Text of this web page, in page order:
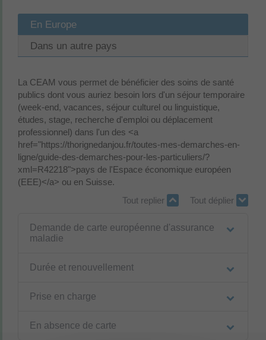
En Europe
Dans un autre pays
La CEAM vous permet de bénéficier des soins de santé
publics dont vous auriez besoin lors d'un séjour temporaire
(week-end, vacances, séjour culturel ou linguistique,
études, stage, recherche d'emploi ou déplacement
professionnel) dans l'un des <a
href="https://thorignedanjou.fr/toutes-mes-demarches-en-
ligne/guide-des-demarches-pour-les-particuliers/?
xml=R42218">pays de l'Espace économique européen
(EEE)</a> ou en Suisse.
Tout replier
Tout déplier
Demande de carte européenne d'assurance
maladie
Durée et renouvellement
Prise en charge
En absence de carte